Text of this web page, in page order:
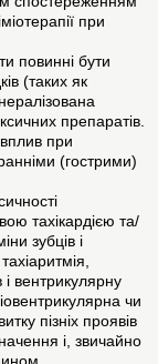
при
повинні бути
(таких як
препаратів.
при
(гострими)
тахікардією та/
зубців і
вентрикулярну
чи
пізніх проявів
і, звичайно